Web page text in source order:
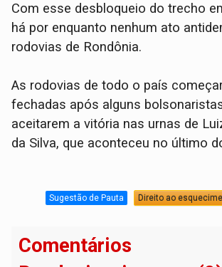
Com esse desbloqueio do trecho
há por enquanto nenhum ato
rodovias de Rondônia.
As rodovias de todo o país
fechadas após alguns
aceitarem a vitória nas urnas de
da Silva, que aconteceu no último
Sugestão de Pauta Direito ao
Comentários